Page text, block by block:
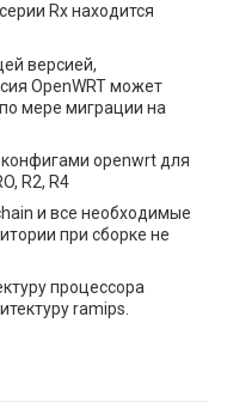
Rx находится
версией,
OpenWRT может
мере миграции на
конфигами openwrt для
R2, R4
и все необходимые
при сборке не
процессора
ramips.